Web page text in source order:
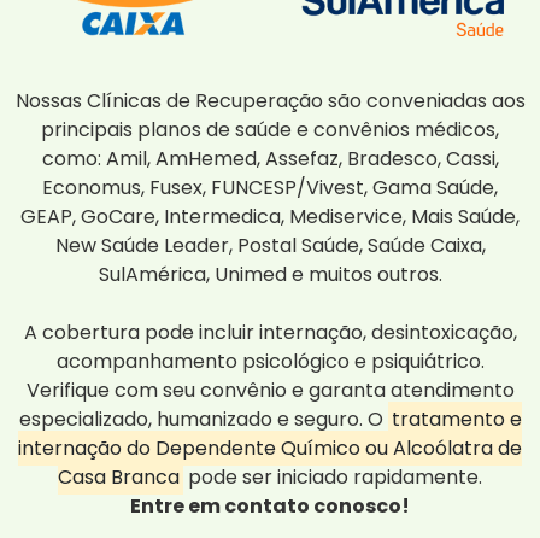
Nossas Clínicas de Recuperação são conveniadas aos
principais planos de saúde e convênios médicos,
como: Amil, AmHemed, Assefaz, Bradesco, Cassi,
Economus, Fusex, FUNCESP/Vivest, Gama Saúde,
GEAP, GoCare, Intermedica, Mediservice, Mais Saúde,
New Saúde Leader, Postal Saúde, Saúde Caixa,
SulAmérica, Unimed e muitos outros.
A cobertura pode incluir internação, desintoxicação,
acompanhamento psicológico e psiquiátrico.
Verifique com seu convênio e garanta atendimento
especializado, humanizado e seguro. O tratamento e
internação do Dependente Químico ou Alcoólatra de
Casa Branca pode ser iniciado rapidamente.
Entre em contato conosco!